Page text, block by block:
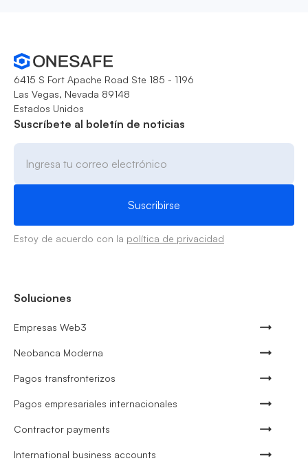
6415 S Fort Apache Road Ste 185 - 1196
Las Vegas, Nevada 89148
Estados Unidos
Suscríbete al boletín de noticias
Estoy de acuerdo con la política de privacidad
Soluciones
Empresas Web3
Neobanca Moderna
Pagos transfronterizos
Pagos empresariales internacionales
Contractor payments
International business accounts